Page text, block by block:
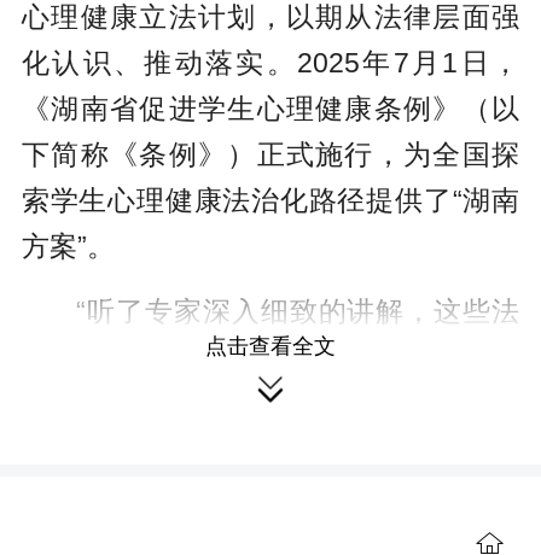
心理健康立法计划，以期从法律层面强
化认识、推动落实。2025年7月1日，
《湖南省促进学生心理健康条例》（以
下简称《条例》）正式施行，为全国探
索学生心理健康法治化路径提供了“湖南
方案”。
“听了专家深入细致的讲解，这些法
规条例不再是抽象的条文，而是守护我
们成长的坚实屏障。通过学习这个条
体现了全过程人民民主。”让雅礼中学
点击查看全文
